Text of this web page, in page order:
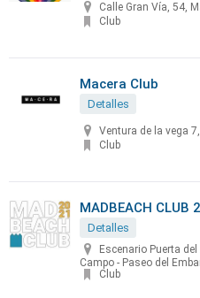
Calle Gran Vía, 54,
Club
Macera Club
Detalles
Ventura de la vega
Club
MADBEACH CLUB
Detalles
Escenario Puerta
Campo - Paseo del
Club